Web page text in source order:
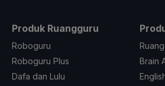
Produk Ruangguru
Roboguru
Roboguru Plus
Dafa dan Lulu
Brain